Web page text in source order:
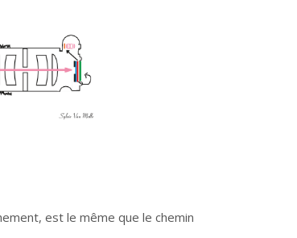
est le même que le chemin